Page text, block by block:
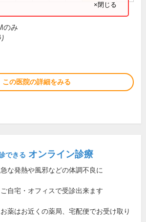
×閉じる
のみ
この医院の詳細をみる
できる オンライン診療
急な発熱や風邪などの体調不良に
ご自宅・オフィスで受診出来ます
お薬はお近くの薬局、宅配便でお受け取り